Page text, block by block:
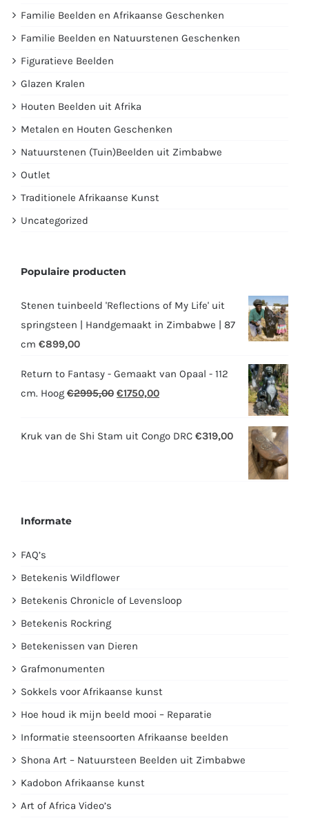
Familie Beelden en Afrikaanse Geschenken
Familie Beelden en Natuurstenen Geschenken
Figuratieve Beelden
Glazen Kralen
Houten Beelden uit Afrika
Metalen en Houten Geschenken
Natuurstenen (Tuin)Beelden uit Zimbabwe
Outlet
Traditionele Afrikaanse Kunst
Uncategorized
Populaire producten
Stenen tuinbeeld 'Reflections of My Life' uit
springsteen | Handgemaakt in Zimbabwe | 87
cm €899,00
Return to Fantasy - Gemaakt van Opaal - 112
cm. Hoog €2995,00 Oorspronkelijke
was:
€1750,00Huidige
is:
Kruk van de Shi Stam uit Congo DRC €319,00
Informate
FAQ’s
Betekenis Wildflower
Betekenis Chronicle of Levensloop
Betekenis Rockring
Betekenissen van Dieren
Grafmonumenten
Sokkels voor Afrikaanse kunst
Hoe houd ik mijn beeld mooi – Reparatie
Informatie steensoorten Afrikaanse beelden
Shona Art – Natuursteen Beelden uit Zimbabwe
Kadobon Afrikaanse kunst
Art of Africa Video’s